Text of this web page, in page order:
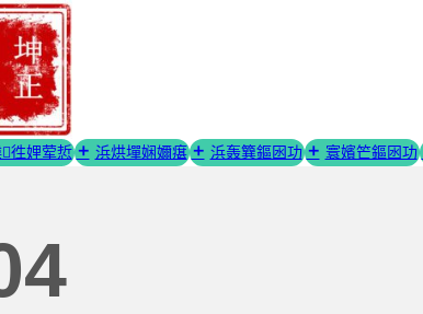
徃娌荤悊 浜烘墠娴嬭瘎 浜轰簨鏂囦功 寰嬪笀鏂囦功